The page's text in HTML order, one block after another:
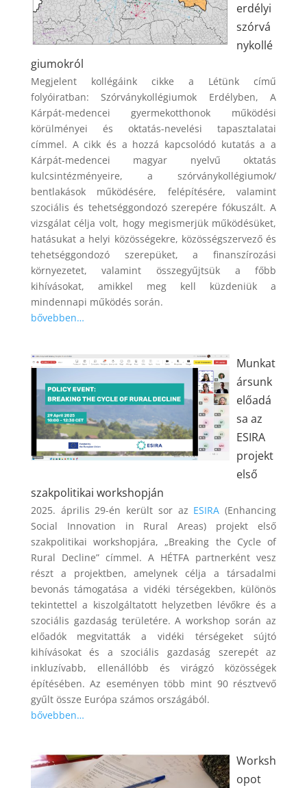
erdélyi
szórvá
nykollé
giumokról
Megjelent kollégáink cikke a Létünk című
folyóiratban: Szórványkollégiumok Erdélyben, A
Kárpát-medencei gyermekotthonok működési
körülményei és oktatás-nevelési tapasztalatai
címmel. A cikk és a hozzá kapcsolódó kutatás a a
Kárpát-medencei magyar nyelvű oktatás
kulcsintézményeire, a szórványkollégiumok/
bentlakások működésére, felépítésére, valamint
szociális és tehetséggondozó szerepére fókuszált. A
vizsgálat célja volt, hogy megismerjük működésüket,
hatásukat a helyi közösségekre, közösségszervező és
tehetséggondozó szerepüket, a finanszírozási
környezetet, valamint összegyűjtsük a főbb
kihívásokat, amikkel meg kell küzdeniük a
mindennapi működés során.
bővebben…
Munkat
ársunk
előadá
sa az
ESIRA
projekt
első
szakpolitikai workshopján
2025. április 29-én került sor az ESIRA (Enhancing
Social Innovation in Rural Areas) projekt első
szakpolitikai workshopjára, „Breaking the Cycle of
Rural Decline” címmel. A HÉTFA partnerként vesz
részt a projektben, amelynek célja a társadalmi
bevonás támogatása a vidéki térségekben, különös
tekintettel a kiszolgáltatott helyzetben lévőkre és a
szociális gazdaság területére. A workshop során az
előadók megvitatták a vidéki térségeket sújtó
kihívásokat és a szociális gazdaság szerepét az
inkluzívabb, ellenállóbb és virágzó közösségek
építésében. Az eseményen több mint 90 résztvevő
gyűlt össze Európa számos országából.
bővebben…
Worksh
opot